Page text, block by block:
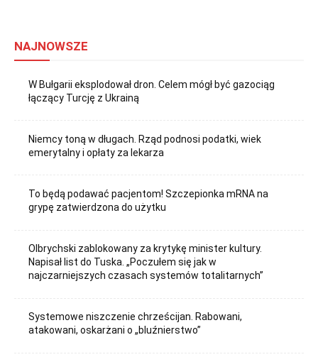
NAJNOWSZE
W Bułgarii eksplodował dron. Celem mógł być gazociąg
łączący Turcję z Ukrainą
Niemcy toną w długach. Rząd podnosi podatki, wiek
emerytalny i opłaty za lekarza
To będą podawać pacjentom! Szczepionka mRNA na
grypę zatwierdzona do użytku
Olbrychski zablokowany za krytykę minister kultury.
Napisał list do Tuska. „Poczułem się jak w
najczarniejszych czasach systemów totalitarnych”
Systemowe niszczenie chrześcijan. Rabowani,
atakowani, oskarżani o „bluźnierstwo”